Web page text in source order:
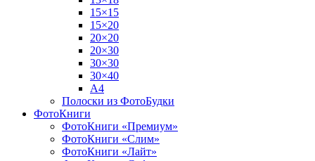
15×15
15×20
20×20
20×30
30×30
30×40
A4
Полоски из ФотоБудки
ФотоКниги
ФотоКниги «Премиум»
ФотоКниги «Слим»
ФотоКниги «Лайт»